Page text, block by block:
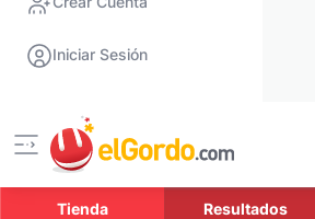
Iniciar Sesión
Tienda Resultados